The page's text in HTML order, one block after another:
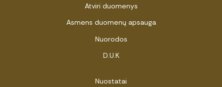
Atviri duomenys
Asmens duomenų apsauga
Nuorodos
D.U.K
Nuostatai